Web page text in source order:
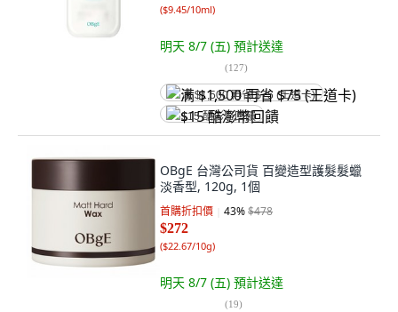
($9.45/10ml)
明天 8/7 (五) 預計送達
(127)
满 $1,500 再省 $75 (王道卡)
$15 酷澎幣回饋
OBgE 台灣公司貨 百變造型護髮髮蠟
淡香型, 120g, 1個
首購折扣價 43%$478
$272
($22.67/10g)
明天 8/7 (五) 預計送達
(19)